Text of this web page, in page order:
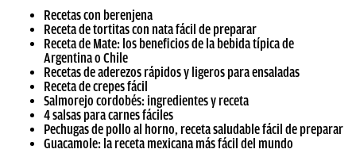
Recetas con berenjena
Receta de tortitas con nata fácil de preparar
Receta de Mate: los beneficios de la bebida típica de
Argentina o Chile
Recetas de aderezos rápidos y ligeros para ensaladas
Receta de crepes fácil
Salmorejo cordobés: ingredientes y receta
4 salsas para carnes fáciles
Pechugas de pollo al horno, receta saludable fácil de preparar
Guacamole: la receta mexicana más fácil del mundo